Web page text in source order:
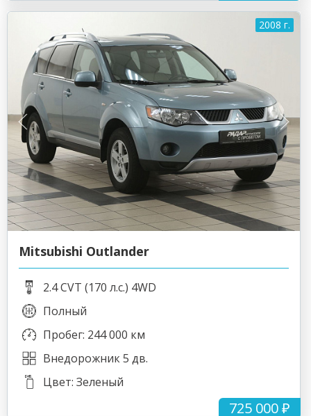
2008 г.
725 000 ₽
Mitsubishi Outlander
2.4 CVT (170 л.с.) 4WD
Полный
Пробег: 244 000 км
Внедорожник 5 дв.
Цвет: Зеленый